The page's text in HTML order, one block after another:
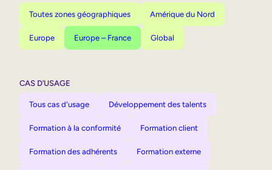
Toutes zones géographiques Amérique du Nord
Europe Europe – France Global
CAS D’USAGE
Tous cas d'usage Développement des talents
Formation à la conformité Formation client
Formation des adhérents Formation externe